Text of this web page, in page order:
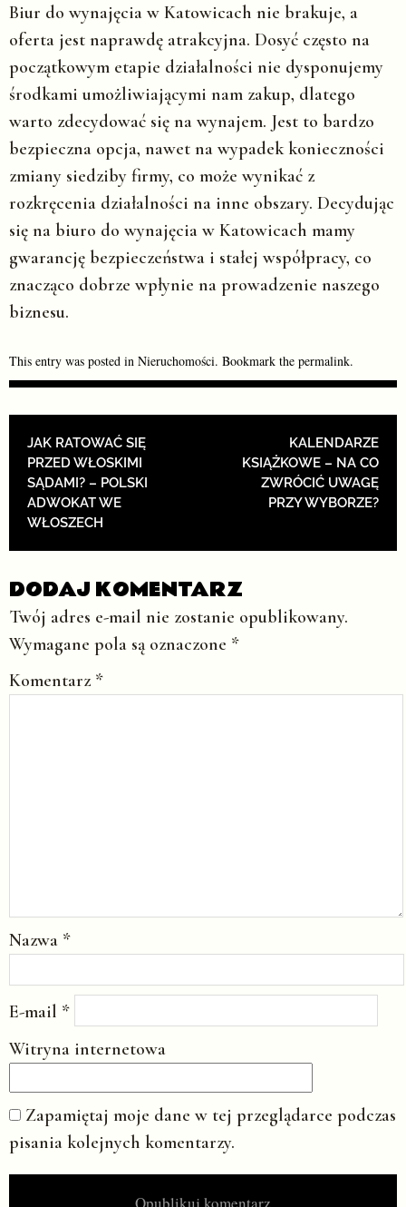
Biur do wynajęcia w Katowicach nie brakuje, a
oferta jest naprawdę atrakcyjna. Dosyć często na
początkowym etapie działalności nie dysponujemy
środkami umożliwiającymi nam zakup, dlatego
warto zdecydować się na wynajem. Jest to bardzo
bezpieczna opcja, nawet na wypadek konieczności
zmiany siedziby firmy, co może wynikać z
rozkręcenia działalności na inne obszary. Decydując
się na biuro do wynajęcia w Katowicach mamy
gwarancję bezpieczeństwa i stałej współpracy, co
znacząco dobrze wpłynie na prowadzenie naszego
biznesu.
This entry was posted in Nieruchomości. Bookmark the permalink.
POST NAVIGATION
JAK RATOWAĆ SIĘ
PRZED WŁOSKIMI
SĄDAMI? – POLSKI
ADWOKAT WE
WŁOSZECH
KALENDARZE
KSIĄŻKOWE – NA CO
ZWRÓCIĆ UWAGĘ
PRZY WYBORZE?
DODAJ KOMENTARZ
Twój adres e-mail nie zostanie opublikowany.
Wymagane pola są oznaczone *
Komentarz *
Nazwa *
E-mail *
Witryna internetowa
Zapamiętaj moje dane w tej przeglądarce podczas
pisania kolejnych komentarzy.